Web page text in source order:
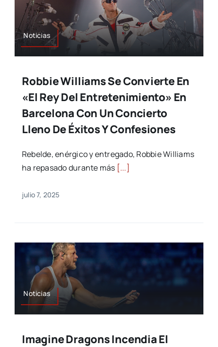
Noticias
Robbie Williams Se Convierte En
«el Rey Del Entretenimiento» En
Barcelona Con Un Concierto
Lleno De Éxitos Y Confesiones
Rebelde, enérgico y entregado, Robbie Williams
ha repasado durante más [...]
julio 7, 2025
Noticias
Imagine Dragons Incendia El